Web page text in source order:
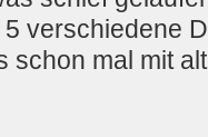
verschiedene
schon mal mit